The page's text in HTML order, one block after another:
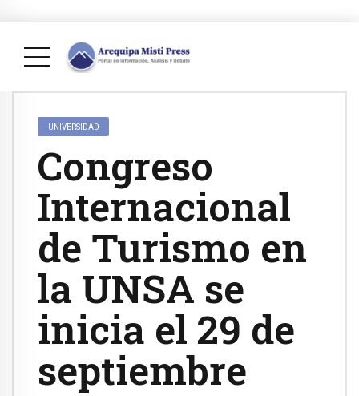
UNIVERSIDAD
Congreso
Internacional
de Turismo en
la UNSA se
inicia el 29 de
septiembre